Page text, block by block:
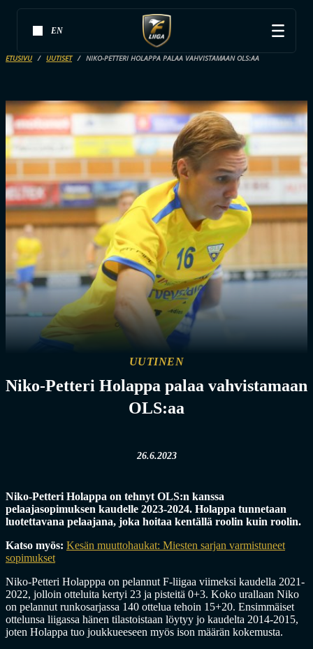
EN
ETUSIVU UUTISET NIKO-PETTERI HOLAPPA PALAA VAHVISTAMAAN OLS:AA
UUTINEN
Niko-Petteri Holappa palaa vahvistamaan
OLS:aa
26.6.2023
Niko-Petteri Holappa on tehnyt OLS:n kanssa
pelaajasopimuksen kaudelle 2023-2024. Holappa tunnetaan
luotettavana pelaajana, joka hoitaa kentällä roolin kuin roolin.
Katso myös: Kesän muuttohaukat: Miesten sarjan varmistuneet
sopimukset
Niko-Petteri Holapppa on pelannut F-liigaa viimeksi kaudella 2021-
2022, jolloin otteluita kertyi 23 ja pisteitä 0+3. Koko urallaan Niko
on pelannut runkosarjassa 140 ottelua tehoin 15+20. Ensimmäiset
ottelunsa liigassa hänen tilastoistaan löytyy jo kaudelta 2014-2015,
joten Holappa tuo joukkueeseen myös ison määrän kokemusta.